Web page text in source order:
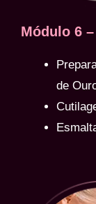
Módulo 6
de